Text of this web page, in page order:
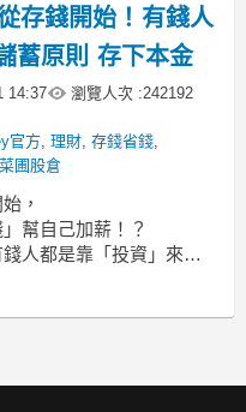
存錢開始！有錢人
蓄原則 存下本金
14:37 瀏覽人次 :242192
官方, 理財, 存錢省錢,
菜圃股倉
，
幫自己加薪！？
人都是靠「投資」來加
存下第一桶金！